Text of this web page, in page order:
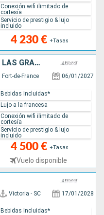
4 230 € +Tasas
Conexión wifi ilimitado de
cortesía
Servicio de prestigio & lujo
incluido
MARTINICA, SAN VINCENT Y LAS GRANADINAS, SANTA LUCIA, GUADALUPE
Fort-de-France 06/01/2027
4 500 € +Tasas
Vuelo disponible
Bebidas Incluidas*
Lujo a la francesa
Conexión wifi ilimitado de
cortesía
Servicio de prestigio & lujo
incluido
Victoria - SC 17/01/2028
Bebidas Incluidas*